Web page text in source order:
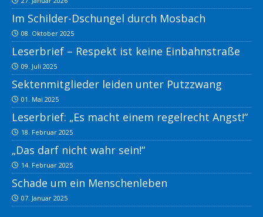
Im Schilder-Dschungel durch Mosbach
08. Oktober 2025
Leserbrief – Respekt ist keine Einbahnstraße
09. Juli 2025
Sektenmitglieder leiden unter Putzzwang
01. Mai 2025
Leserbrief: „Es macht einem regelrecht Angst!“
18. Februar 2025
„Das darf nicht wahr sein!“
14. Februar 2025
Schade um ein Menschenleben
07. Januar 2025